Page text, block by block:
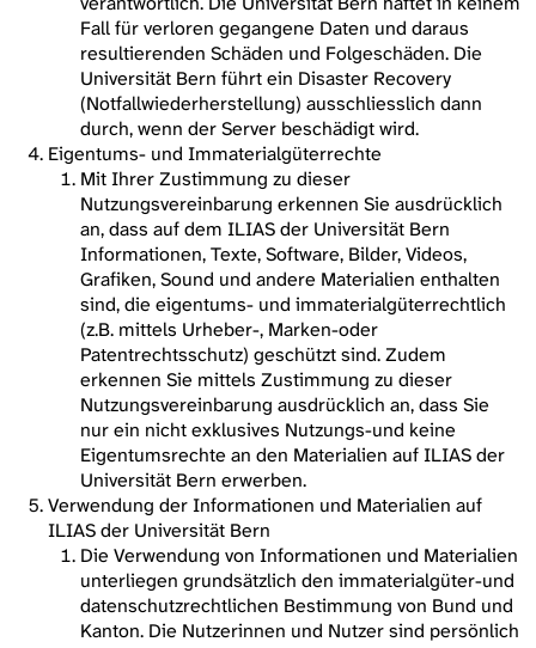
Fall für verloren gegangene Daten und daraus
resultierenden Schäden und Folgeschäden. Die
Universität Bern führt ein Disaster Recovery
(Notfallwiederherstellung) ausschliesslich dann
durch, wenn der Server beschädigt wird.
Eigentums- und Immaterialgüterrechte
Mit Ihrer Zustimmung zu dieser
Nutzungsvereinbarung erkennen Sie ausdrücklich
an, dass auf dem ILIAS der Universität Bern
Informationen, Texte, Software, Bilder, Videos,
Grafiken, Sound und andere Materialien enthalten
sind, die eigentums- und immaterialgüterrechtlich
(z.B. mittels Urheber-, Marken-oder
Patentrechtsschutz) geschützt sind. Zudem
erkennen Sie mittels Zustimmung zu dieser
Nutzungsvereinbarung ausdrücklich an, dass Sie
nur ein nicht exklusives Nutzungs-und keine
Eigentumsrechte an den Materialien auf ILIAS der
Universität Bern erwerben.
Verwendung der Informationen und Materialien auf
ILIAS der Universität Bern
Die Verwendung von Informationen und Materialien
unterliegen grundsätzlich den immaterialgüter-und
datenschutzrechtlichen Bestimmung von Bund und
Kanton. Die Nutzerinnen und Nutzer sind persönlich